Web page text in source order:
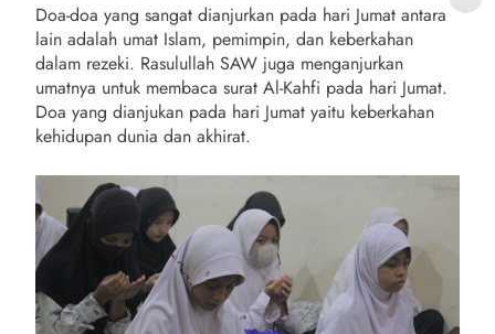
Doa-doa yang sangat dianjurkan pada hari Jumat antara
lain adalah umat Islam, pemimpin, dan keberkahan
dalam rezeki. Rasulullah SAW juga menganjurkan
umatnya untuk membaca surat Al-Kahfi pada hari Jumat.
Doa yang dianjukan pada hari Jumat yaitu keberkahan
kehidupan dunia dan akhirat.